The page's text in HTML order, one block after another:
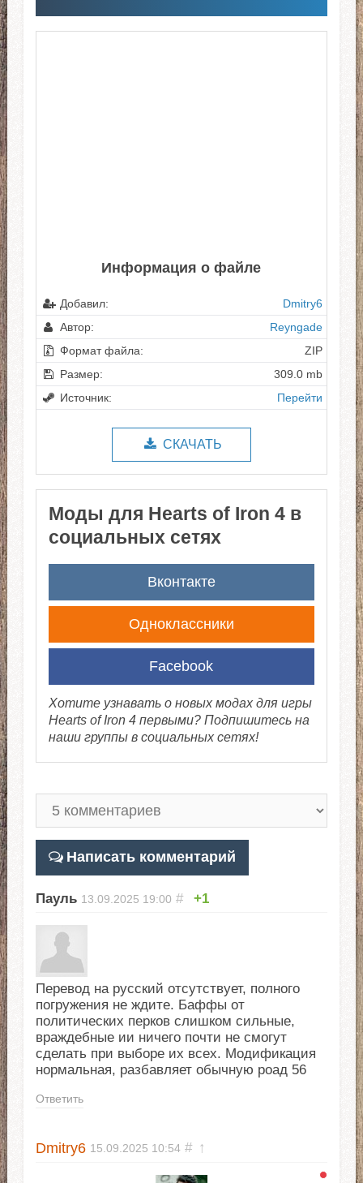
Информация о файле
Добавил:
Dmitry6
Автор:
Reyngade
Формат файла:
ZIP
Размер:
309.0 mb
Источник:
Перейти
СКАЧАТЬ
Моды для Hearts of Iron 4 в
социальных сетях
Вконтакте
Одноклассники
Facebook
Хотите узнавать о новых модах для игры
Hearts of Iron 4 первыми? Подпишитесь на
наши группы в социальных сетях!
Написать комментарий
Пауль 13.09.2025 19:00 # +1
Перевод на русский отсутствует, полного
погружения не ждите. Баффы от
политических перков слишком сильные,
враждебные ии ничего почти не смогут
сделать при выборе их всех. Модификация
нормальная, разбавляет обычную роад 56
Ответить
Dmitry6 15.09.2025 10:54 # ↑